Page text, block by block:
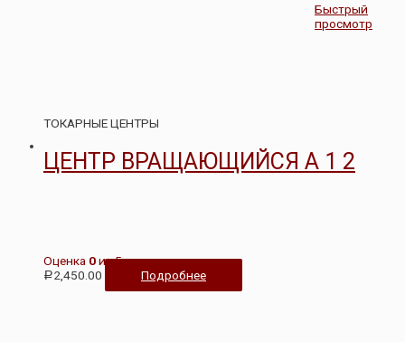
Быстрый
просмотр
ТОКАРНЫЕ ЦЕНТРЫ
ЦЕНТР ВРАЩАЮЩИЙСЯ А 1 2
Оценка 0из 5
Р 2,450.00 Подробнее